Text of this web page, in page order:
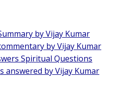
by Vijay Kumar
by Vijay Kumar
Spiritual Questions
answered by Vijay Kumar